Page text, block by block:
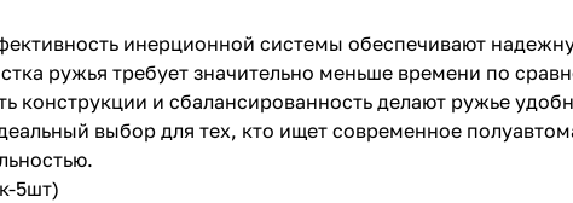
инерционной системы обеспечивают
ружья требует значительно меньше времени по
конструкции и сбалансированность делают ружье
выбор для тех, кто ищет современное
5шт)